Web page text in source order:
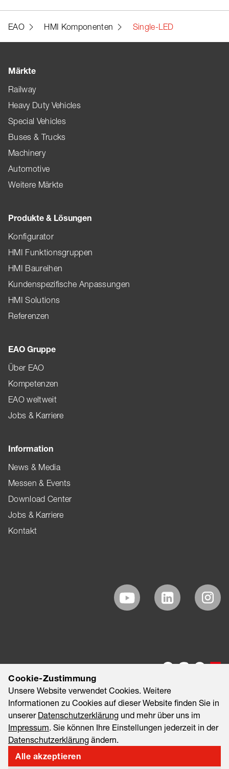
EAO HMI Komponenten Single-LED
Märkte
Railway
Heavy Duty Vehicles
Special Vehicles
Buses & Trucks
Machinery
Automotive
Weitere Märkte
Produkte & Lösungen
Konfigurator
HMI Funktionsgruppen
HMI Baureihen
Kundenspezifische Anpassungen
HMI Solutions
Referenzen
EAO Gruppe
Über EAO
Kompetenzen
EAO weltweit
Jobs & Karriere
Information
News & Media
Messen & Events
Download Center
Jobs & Karriere
Kontakt
©2026 EAO AG
Impressum
Datenschutzerklärung
Cookie-Zustimmung
Unsere Website verwendet Cookies. Weitere
Informationen zu Cookies auf dieser Website finden Sie in
unserer Datenschutzerklärung und mehr über uns im
Impressum. Sie können Ihre Einstellungen jederzeit in der
Datenschutzerklärung ändern.
Alle akzeptieren